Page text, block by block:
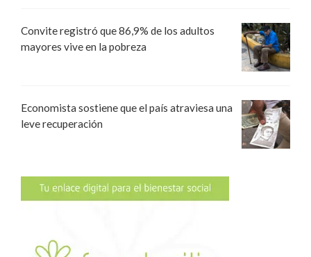
Convite registró que 86,9% de los adultos
mayores vive en la pobreza
Economista sostiene que el país atraviesa una
leve recuperación